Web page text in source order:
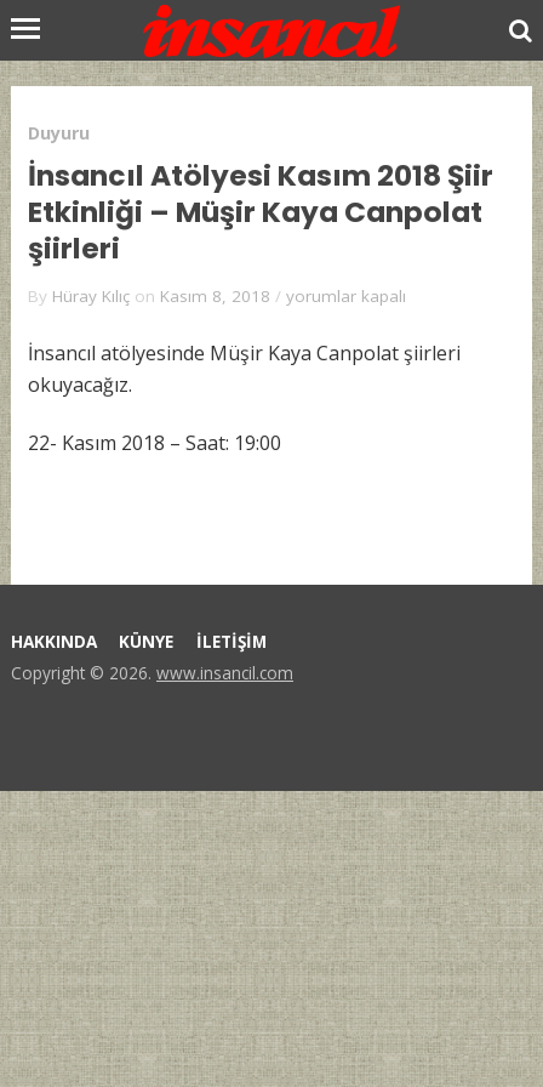
Duyuru
İnsancıl Atölyesi Kasım 2018 Şiir
Etkinliği – Müşir Kaya Canpolat
şiirleri
By Hüray Kılıç on Kasım 8, 2018 / İnsancıl
Kasım
için
yorumlar kapalı
İnsancıl atölyesinde Müşir Kaya Canpolat şiirleri
okuyacağız.
22- Kasım 2018 – Saat: 19:00
HAKKINDA KÜNYE
İLETİŞİM
Copyright © 2026. www.insancil.com